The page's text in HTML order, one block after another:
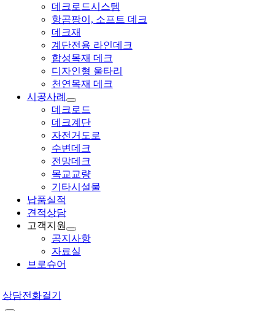
데크로드시스템
항곰팡이, 소프트 데크
데크재
계단전용 라인데크
합성목재 데크
디자인형 울타리
천연목재 데크
시공사례
데크로드
데크계단
자전거도로
수변데크
전망데크
목교교량
기타시설물
납품실적
견적상담
고객지원
공지사항
자료실
브로슈어
상담전화걸기